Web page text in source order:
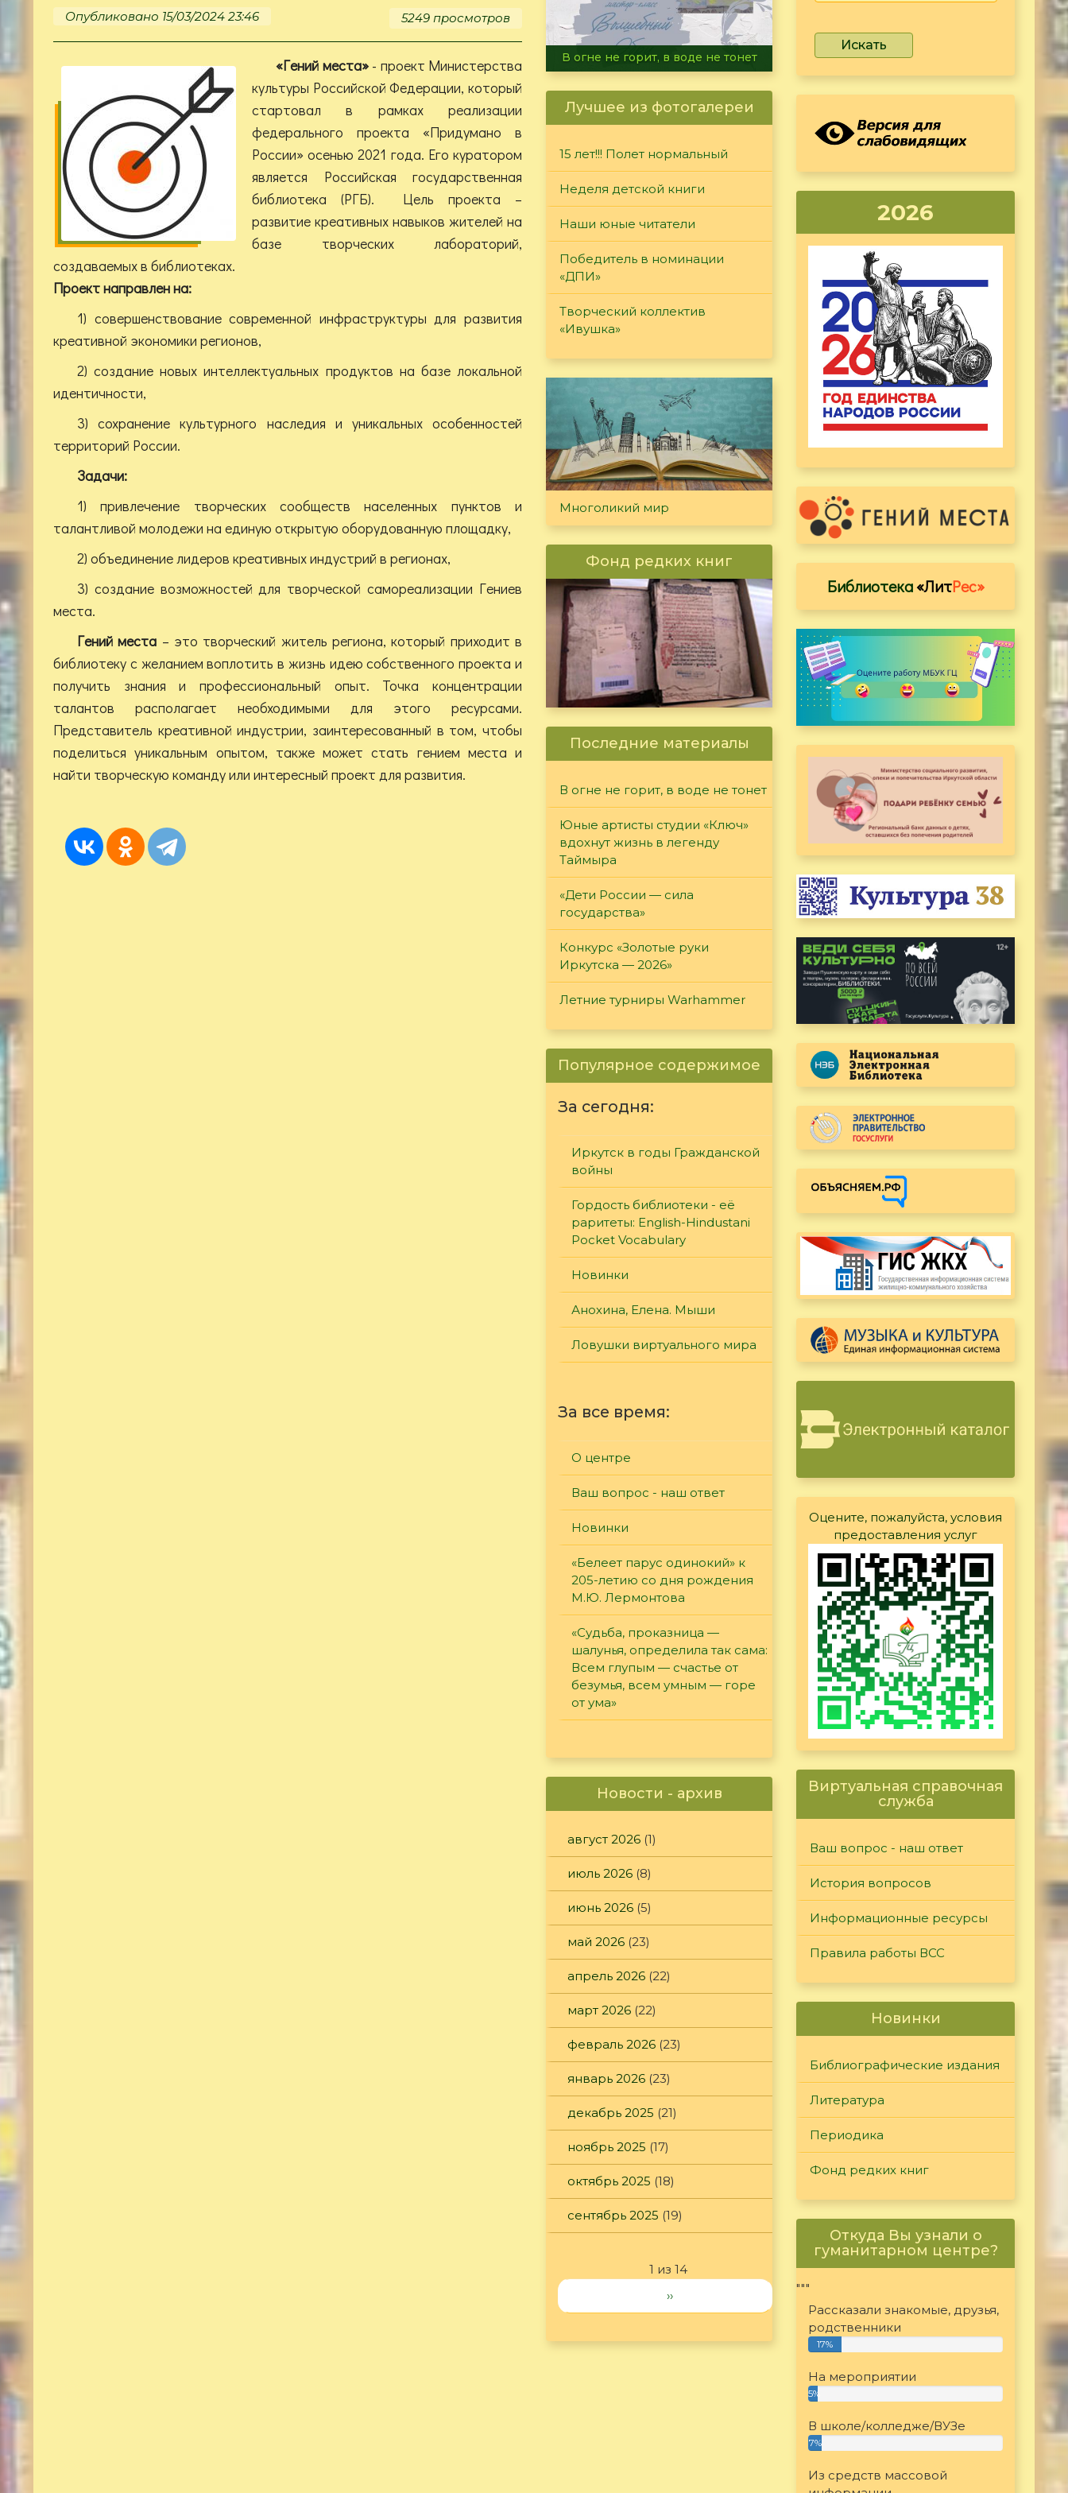
Опубликовано 15/03/2024 23:46 5249 просмотров
«Гений места»- проект Министерства
культуры Российской Федерации, который
стартовал в рамках реализации
федерального проекта «Придумано в
России» осенью 2021 года. Его куратором
является Российская государственная
библиотека (РГБ). Цель проекта –
развитие креативных навыков жителей на
базе творческих лабораторий,
создаваемых в библиотеках.
Проект направлен на:
1) совершенствование современной инфраструктуры для развития
креативной экономики регионов,
2) создание новых интеллектуальных продуктов на базе локальной
идентичности,
3) сохранение культурного наследия и уникальных особенностей
территорий России.
Задачи:
1) привлечение творческих сообществ населенных пунктов и
талантливой молодежи на единую открытую оборудованную площадку,
2) объединение лидеров креативных индустрий в регионах,
3) создание возможностей для творческой самореализации Гениев
места.
Гений места – это творческий житель региона, который приходит в
библиотеку с желанием воплотить в жизнь идею собственного проекта и
получить знания и профессиональный опыт. Точка концентрации
талантов располагает необходимыми для этого ресурсами.
Представитель креативной индустрии, заинтересованный в том, чтобы
поделиться уникальным опытом, также может стать гением места и
найти творческую команду или интересный проект для развития.
Летние турниры Warhammer
Лучшее из фотогалереи
15 лет!!! Полет нормальный
Неделя детской книги
Наши юные читатели
Победитель в номинации
«ДПИ»
Творческий коллектив
«Ивушка»
Многоликий мир
Фонд редких книг
Последние материалы
В огне не горит, в воде не тонет
Юные артисты студии «Ключ»
вдохнут жизнь в легенду
Таймыра
«Дети России — сила
государства»
Конкурс «Золотые руки
Иркутска — 2026»
Летние турниры Warhammer
Популярное содержимое
За сегодня:
Иркутск в годы Гражданской
войны
Гордость библиотеки - её
раритеты: English-Hindustani
Pocket Vocabulary
Новинки
Анохина, Елена. Мыши
Ловушки виртуального мира
За все время:
О центре
Ваш вопрос - наш ответ
Новинки
«Белеет парус одинокий» к
205-летию со дня рождения
М.Ю. Лермонтова
«Судьба, проказница —
шалунья, определила так сама:
Всем глупым — счастье от
безумья, всем умным — горе
от ума»
Новости - архив
август 2026 (1)
июль 2026 (8)
июнь 2026 (5)
май 2026 (23)
апрель 2026 (22)
март 2026 (22)
февраль 2026 (23)
январь 2026 (23)
декабрь 2025 (21)
ноябрь 2025 (17)
октябрь 2025 (18)
сентябрь 2025 (19)
1 из 14
››
Искать
2026
Библиотека«ЛитРес»
Оцените, пожалуйста, условия
предоставления услуг
Виртуальная справочная
служба
Ваш вопрос - наш ответ
История вопросов
Информационные ресурсы
Правила работы ВСС
Новинки
Библиографические издания
Литература
Периодика
Фонд редких книг
Откуда Вы узнали о
гуманитарном центре?
"""
Рассказали знакомые, друзья,
родственники
17%
На мероприятии
5%
В школе/колледже/ВУЗе
7%
Из средств массовой